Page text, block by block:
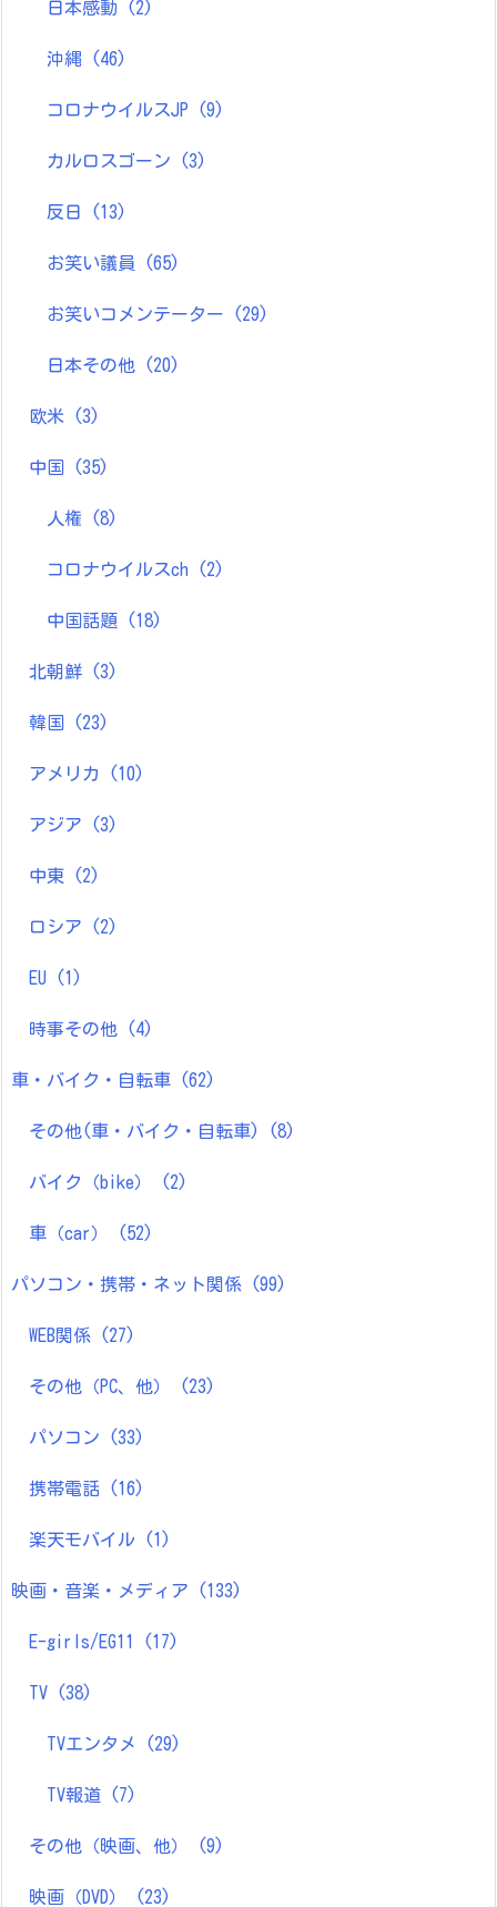
日本感動 (2)
沖縄 (46)
コロナウイルスJP (9)
カルロスゴーン (3)
反日 (13)
お笑い議員 (65)
お笑いコメンテーター (29)
日本その他 (20)
欧米 (3)
中国 (35)
人権 (8)
コロナウイルスch (2)
中国話題 (18)
北朝鮮 (3)
韓国 (23)
アメリカ (10)
アジア (3)
中東 (2)
ロシア (2)
EU (1)
時事その他 (4)
車・バイク・自転車 (62)
その他(車・バイク・自転車) (8)
バイク（bike） (2)
車（car） (52)
パソコン・携帯・ネット関係 (99)
WEB関係 (27)
その他（PC、他） (23)
パソコン (33)
携帯電話 (16)
楽天モバイル (1)
映画・音楽・メディア (133)
E-girls/EG11 (17)
TV (38)
TVエンタメ (29)
TV報道 (7)
その他（映画、他） (9)
映画（DVD） (23)